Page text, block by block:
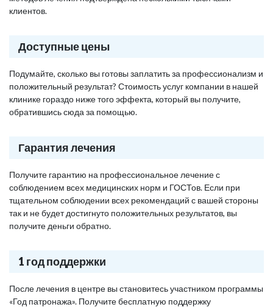
клиентов.
Доступные цены
Подумайте, сколько вы готовы заплатить за профессионализм и
положительный результат? Стоимость услуг компании в нашей
клинике гораздо ниже того эффекта, который вы получите,
обратившись сюда за помощью.
Гарантия лечения
Получите гарантию на профессиональное лечение с
соблюдением всех медицинских норм и ГОСТов. Если при
тщательном соблюдении всех рекомендаций с вашей стороны
так и не будет достигнуто положительных результатов, вы
получите деньги обратно.
1 год поддержки
После лечения в центре вы становитесь участником программы
«Год патронажа». Получите бесплатную поддержку